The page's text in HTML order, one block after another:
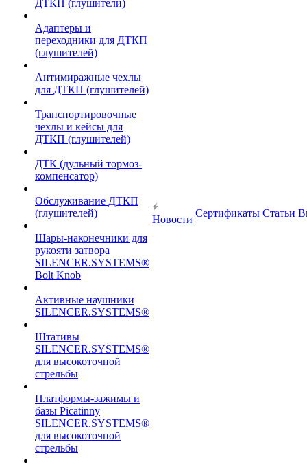
ДТКП (глушители)
Адаптеры и
переходники для ДТКП
(глушителей)
Антимиражные чехлы
для ДТКП (глушителей)
Транспортировочные
чехлы и кейсы для
ДТКП (глушителей)
ДТК (дульный тормоз-
компенсатор)
Обслуживание ДТКП
(глушителей)
Шары-наконечники для
рукояти затвора
SILENCER.SYSTEMS®
Bolt Knob
Активные наушники
SILENCER.SYSTEMS®
Штативы
SILENCER.SYSTEMS®
для высокоточной
стрельбы
Платформы-зажимы и
базы Picatinny
SILENCER.SYSTEMS®
для высокоточной
стрельбы
Новости
Сертификаты Статьи